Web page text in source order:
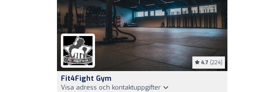
4.7 (224)
Fit4Fight Gym
Visa adress och kontaktuppgifter